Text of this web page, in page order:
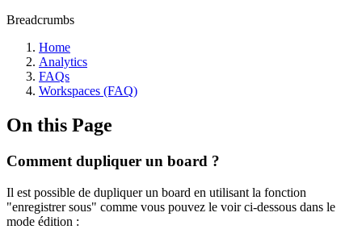
Breadcrumbs
Home
Analytics
FAQs
Workspaces (FAQ)
On this Page
Comment dupliquer un board ?
Il est possible de dupliquer un board en utilisant la fonction
"enregistrer sous" comme vous pouvez le voir ci-dessous dans le
mode édition :